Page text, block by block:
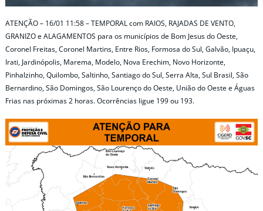
ATENÇÃO – 16/01 11:58 – TEMPORAL com RAIOS, RAJADAS DE VENTO,
GRANIZO e ALAGAMENTOS para os municípios de Bom Jesus do Oeste,
Coronel Freitas, Coronel Martins, Entre Rios, Formosa do Sul, Galvão, Ipuaçu,
Irati, Jardinópolis, Marema, Modelo, Nova Erechim, Novo Horizonte,
Pinhalzinho, Quilombo, Saltinho, Santiago do Sul, Serra Alta, Sul Brasil, São
Bernardino, São Domingos, São Lourenço do Oeste, União do Oeste e Águas
Frias nas próximas 2 horas. Ocorrências ligue 199 ou 193.